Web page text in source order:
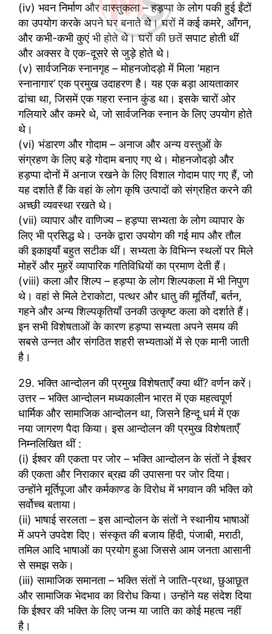
(iv) भवन निर्माण और वास्तुकला – हड़प्पा के लोग पकी हुई ईंटों
का उपयोग करके अपने घर बनाते थे। घरों में कई कमरे, आँगन,
और कभी-कभी कुएं भी होते थे। घरों की छतें सपाट होती थीं
और अक्सर वे एक-दूसरे से जुड़े होते थे।
(v) सार्वजनिक स्नानगृह – मोहनजोदड़ो में मिला ‘महान
स्नानागार’ एक प्रमुख उदाहरण है। यह एक बड़ा आयताकार
ढांचा था, जिसमें एक गहरा स्नान कुंड था। इसके चारों ओर
गलियारे और कमरे थे, जो सार्वजनिक स्नान के लिए उपयोग होते
थे।
(vi) भंडारण और गोदाम – अनाज और अन्य वस्तुओं के
संग्रहण के लिए बड़े गोदाम बनाए गए थे। मोहनजोदड़ो और
हड़प्पा दोनों में अनाज रखने के लिए विशाल गोदाम पाए गए हैं, जो
यह दर्शाते हैं कि वहां के लोग कृषि उत्पादों को संग्रहित करने की
अच्छी व्यवस्था रखते थे।
(vii) व्यापार और वाणिज्य – हड़प्पा सभ्यता के लोग व्यापार के
लिए भी प्रसिद्ध थे। उनके द्वारा उपयोग की गई माप और तौल
की इकाइयाँ बहुत सटीक थीं। सभ्यता के विभिन्न स्थलों पर मिले
मोहरें और मुहरें व्यापारिक गतिविधियों का प्रमाण देती हैं।
(viii) कला और शिल्प – हड़प्पा के लोग शिल्पकला में भी निपुण
थे। वहां से मिले टेराकोटा, पत्थर और धातु की मूर्तियाँ, बर्तन,
गहने और अन्य शिल्पकृतियाँ उनकी उत्कृष्ट कला को दर्शाते हैं।
इन सभी विशेषताओं के कारण हड़प्पा सभ्यता अपने समय की
सबसे उन्नत और संगठित शहरी सभ्यताओं में से एक मानी जाती
है।
29. भक्ति आन्दोलन की प्रमुख विशेषताएँ क्या थीं? वर्णन करें।
उत्तर – भक्ति आन्दोलन मध्यकालीन भारत में एक महत्वपूर्ण
धार्मिक और सामाजिक आन्दोलन था, जिसने हिन्दू धर्म में एक
नया जागरण पैदा किया। इस आन्दोलन की प्रमुख विशेषताएँ
निम्नलिखित थीं :
(i) ईश्वर की एकता पर जोर – भक्ति आन्दोलन के संतों ने ईश्वर
की एकता और निराकार ब्रह्म की उपासना पर जोर दिया।
उन्होंने मूर्तिपूजा और कर्मकाण्ड के विरोध में भगवान की भक्ति को
सर्वोच्च बताया।
(ii) भाषाई सरलता – इस आन्दोलन के संतों ने स्थानीय भाषाओं
में अपने उपदेश दिए। संस्कृत की बजाय हिंदी, पंजाबी, मराठी,
तमिल आदि भाषाओं का प्रयोग हुआ जिससे आम जनता आसानी
से समझ सके।
(iii) सामाजिक समानता – भक्ति संतों ने जाति-प्रथा, छुआछूत
और सामाजिक भेदभाव का विरोध किया। उन्होंने यह संदेश दिया
कि ईश्वर की भक्ति के लिए जन्म या जाति का कोई महत्व नहीं
है।